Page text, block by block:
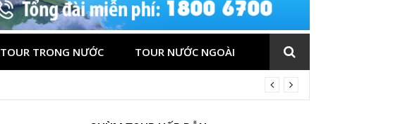
TOUR TRONG NƯỚC TOUR NƯỚC NGOÀI